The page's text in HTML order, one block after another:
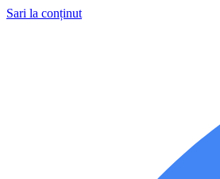
Sari la conținut